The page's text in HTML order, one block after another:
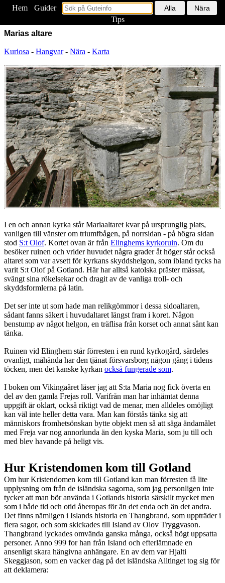
Hem
Guider
Tips
Marias altare
Kuriosa - Hangvar- Nära - Karta
I en och annan kyrka står Mariaaltaret kvar på ursprunglig plats,
vanligen till vänster om triumfbågen, på norrsidan - på högra sidan
stod S:t Olof. Kortet ovan är från Elinghems kyrkoruin. Om du
besöker ruinen och vrider huvudet några grader åt höger står också
altaret som var avsett för kyrkans skyddshelgon, som ibland tycks ha
varit S:t Olof på Gotland. Här har alltså katolska präster mässat,
svängt sina rökelsekar och dragit av de vanliga troll- och
skyddsformlerna på latin.
Det ser inte ut som hade man relikgömmor i dessa sidoaltaren,
sådant fanns säkert i huvudaltaret längst fram i koret. Någon
benstump av något helgon, en träflisa från korset och annat sånt kan
tänka.
Ruinen vid Elinghem står förresten i en rund kyrkogård, särdeles
ovanligt, måhända har den tjänat försvarsborg någon gång i tidens
töcken, men det kanske kyrkan också fungerade som.
I boken om Vikingaåret läser jag att S:ta Maria nog fick överta en
del av den gamla Frejas roll. Varifrån man har inhämtat denna
uppgift är oklart, också riktigt vad de menar, men alldeles omöjligt
kan väl inte heller detta vara. Man kan förstås tänka sig att
människors fromhetsönskan bytte objekt men så att säga ändamålet
med Freja var nog annorlunda än den kyska Maria, som ju till och
med blev havande på heligt vis.
Hur Kristendomen kom till Gotland
Om hur Kristendomen kom till Gotland kan man förresten få lite
upplysning om från de isländska sagorna, som jag personligen inte
tycker att man bör använda i Gotlands historia särskilt mycket men
som i både tid och otid åberopas för än det enda och än det andra.
Det finns nämligen i Islands historia en Thangbrand, som uppträder i
flera sagor, och som skickades till Island av Olov Tryggvason.
Thangbrand lyckades omvända ganska många, också högt uppsatta
personer. Anno 999 for han från Island och efterlämnade en
ansenligt skara hängivna anhängare. En av dem var Hjalti
Skeggjason, som en vacker dag på det isländska Alltinget tog sig för
att deklamera: